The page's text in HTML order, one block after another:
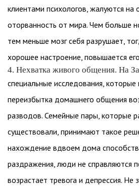
клиентами психологов, жалуются на
оторванность от мира. Чем больше
тем меньше мозг себя разрушает,
хорошее настроение, повышается
4. Нехватка живого общения. На
специальные исследования, которые
переизбытка домашнего общения
разводов. Семейные пары, которые
существовали, принимают такое
нахождение вдвоем дома
раздражения, люди не справляются
возрастает тревога и депрессия. Не